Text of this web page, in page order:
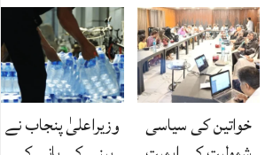
خواتین کی سیاسی
وزیراعلیٰ پنجاب نے